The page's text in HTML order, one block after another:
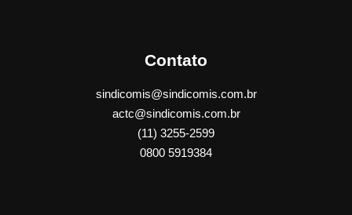
Contato
sindicomis@sindicomis.com.br
actc@sindicomis.com.br
(11) 3255-2599
0800 5919384